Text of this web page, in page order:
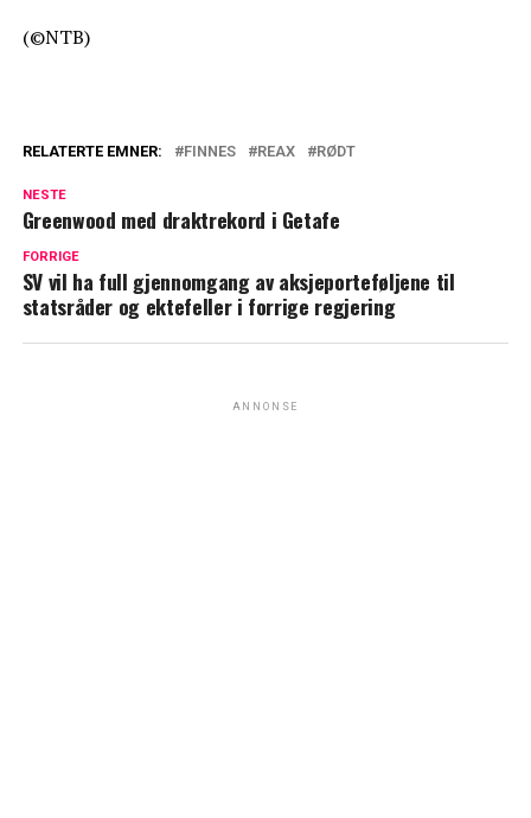
(©NTB)
RELATERTE EMNER: FINNES REAX RØDT
NESTE
Greenwood med draktrekord i Getafe
FORRIGE
SV vil ha full gjennomgang av aksjeporteføljene til
statsråder og ektefeller i forrige regjering
ANNONSE